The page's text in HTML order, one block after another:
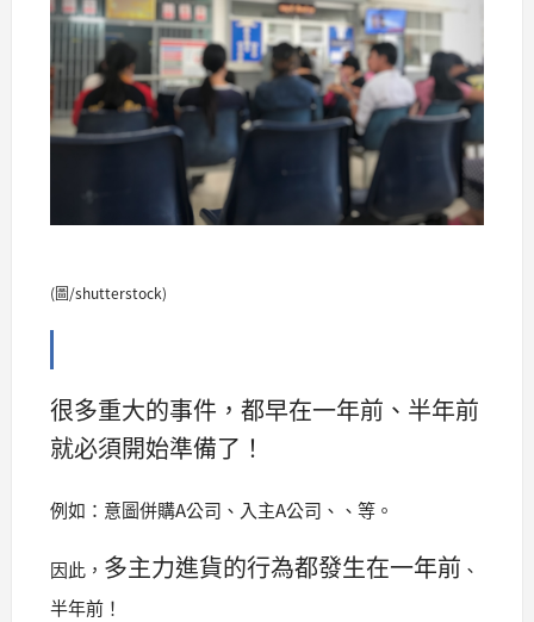
(圖/shutterstock)
很多重大的事件，都早在一年前、半年前
就必須開始準備了！
例如：意圖併購A公司、入主A公司、、等。
因此， 多主力進貨的行為都發生在一年前 、
半年前！